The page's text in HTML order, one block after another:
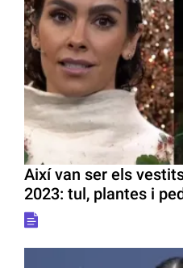
Així van ser els
2023: tul, plantes i